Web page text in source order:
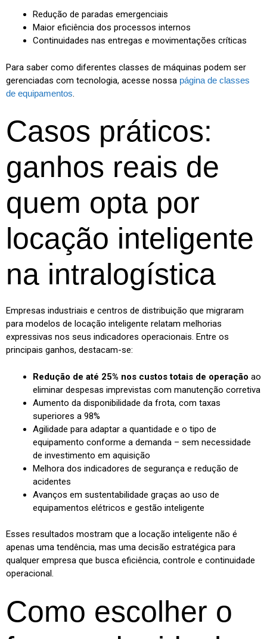
Redução de paradas emergenciais
Maior eficiência dos processos internos
Continuidades nas entregas e movimentações críticas
Para saber como diferentes classes de máquinas podem ser
gerenciadas com tecnologia, acesse nossa página de classes
de equipamentos.
Casos práticos:
ganhos reais de
quem opta por
locação inteligente
na intralogística
Empresas industriais e centros de distribuição que migraram
para modelos de locação inteligente relatam melhorias
expressivas nos seus indicadores operacionais. Entre os
principais ganhos, destacam-se:
Redução de até 25% nos custos totais de operação ao
eliminar despesas imprevistas com manutenção corretiva
Aumento da disponibilidade da frota, com taxas
superiores a 98%
Agilidade para adaptar a quantidade e o tipo de
equipamento conforme a demanda – sem necessidade
de investimento em aquisição
Melhora dos indicadores de segurança e redução de
acidentes
Avanços em sustentabilidade graças ao uso de
equipamentos elétricos e gestão inteligente
Esses resultados mostram que a locação inteligente não é
apenas uma tendência, mas uma decisão estratégica para
qualquer empresa que busca eficiência, controle e continuidade
operacional.
Como escolher o